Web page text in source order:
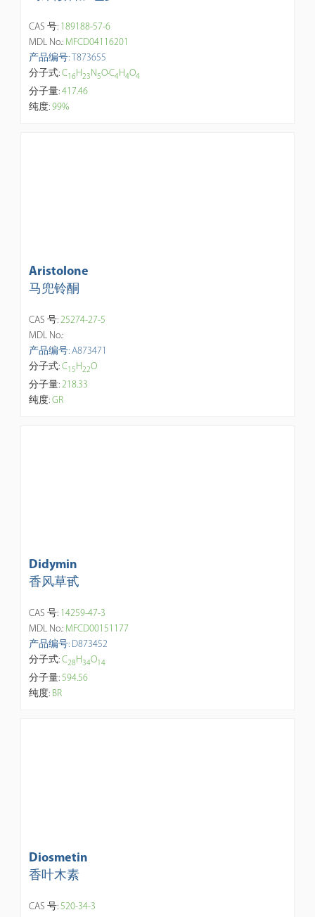
CAS 号: 189188-57-6
MDL No.: MFCD04116201
产品编号: T873655
分子式:C16H23N5O·C4H4O4
分子量:417.46
纯度:99%
Aristolone
马兜铃酮
CAS 号:25274-27-5
MDL No.:
产品编号: A873471
分子式:C15H22O
分子量:218.33
纯度:GR
Didymin
香风草甙
CAS 号: 14259-47-3
MDL No.: MFCD00151177
产品编号: D873452
分子式:C28H34O14
分子量:594.56
纯度: BR
Diosmetin
香叶木素
CAS 号:520-34-3